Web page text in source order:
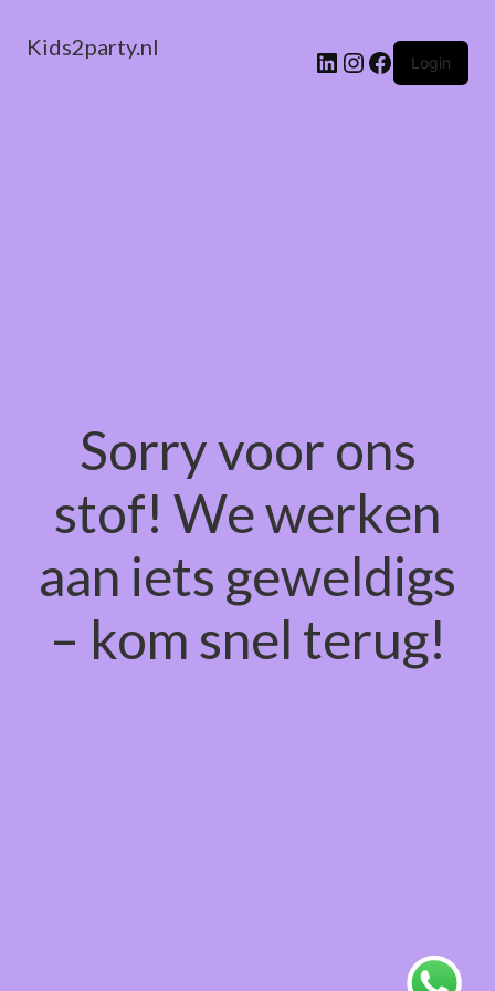
Kids2party.nl LinkedIn
Instagram
Facebook
Login
Sorry voor ons
stof! We werken
aan iets geweldigs
– kom snel terug!